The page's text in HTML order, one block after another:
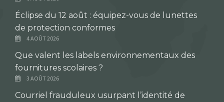
Éclipse du 12 août : équipez-vous de lunettes
de protection conformes
4 AOÛT 2026
Que valent les labels environnementaux des
fournitures scolaires ?
3 AOÛT 2026
Courriel frauduleux usurpant l’identité de